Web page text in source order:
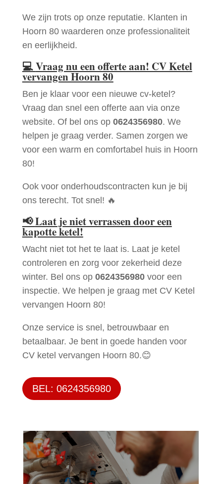
We zijn trots op onze reputatie. Klanten in
Hoorn 80 waarderen onze professionaliteit
en eerlijkheid.
💻Vraag nu een offerte aan! CV Ketel
vervangen Hoorn 80
Ben je klaar voor een nieuwe cv-ketel?
Vraag dan snel een offerte aan via onze
website. Of bel ons op 0624356980. We
helpen je graag verder. Samen zorgen we
voor een warm en comfortabel huis in Hoorn
80!
Ook voor onderhoudscontracten kun je bij
ons terecht. Tot snel! 🔥
📢Laat je niet verrassen door een
kapotte ketel!
Wacht niet tot het te laat is. Laat je ketel
controleren en zorg voor zekerheid deze
winter. Bel ons op 0624356980voor een
inspectie. We helpen je graag met CV Ketel
vervangen Hoorn 80!
Onze service is snel, betrouwbaar en
betaalbaar. Je bent in goede handen voor
CV ketel vervangen Hoorn 80.😊
BEL: 0624356980